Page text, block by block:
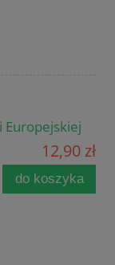
Europejskiej
12,90 zł
do koszyka